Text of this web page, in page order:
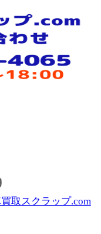
出水市、指宿
置市、曽於市、